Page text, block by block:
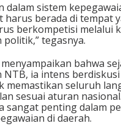
k
dalam sistem
harus berada di tempat
berkompetisi melalui
politik,” tegasnya.
bahwa
NTB, ia intens
memastikan seluruh
sesuai aturan
sangat penting dalam
di daerah.